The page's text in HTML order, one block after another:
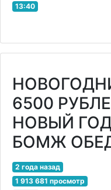
13:40
6500
НОВЫЙ
БОМЖ
2 года назад
1 913 681 просмотр